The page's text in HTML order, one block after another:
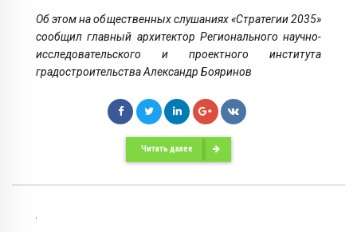
Об этом на общественных слушаниях «Стратегии 2035»
сообщил главный архитектор Регионального научно-
исследовательского и проектного института
градостроительства Александр Бояринов
Читать далее